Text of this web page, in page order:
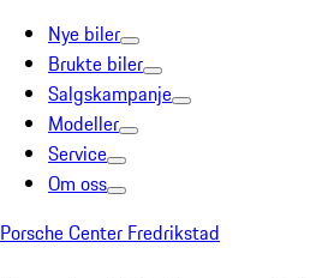
Nye biler
Brukte biler
Salgskampanje
Modeller
Service
Om oss
Porsche Center Fredrikstad